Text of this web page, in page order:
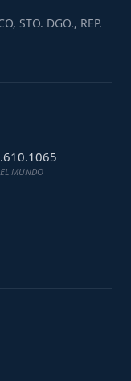
STO. DGO., REP.
MUNDO